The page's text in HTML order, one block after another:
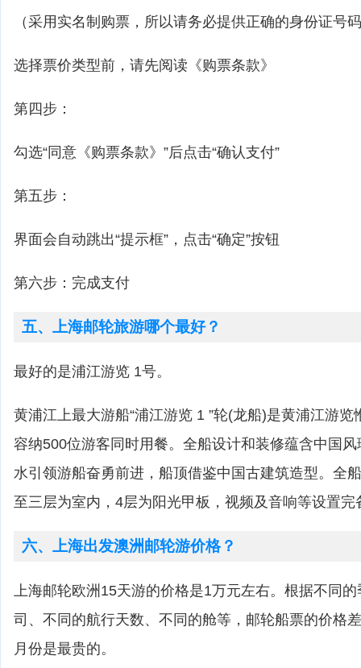
（采用实名制购票，所以请务必提供正确的身份证号
选择票价类型前，请先阅读《购票条款》
第四步：
勾选“同意《购票条款》”后点击“确认支付”
第五步：
界面会自动跳出“提示框”，点击“确定”按钮
第六步：完成支付
五、上海邮轮旅游哪个最好？
最好的是浦江游览 1号。
黄浦江上最大游船“浦江游览 1 ”轮(龙船)是黄浦江游
容纳500位游客同时用餐。全船设计和装修蕴含中国
水引领游船奋勇前进，船顶借鉴中国古建筑造型。全
至三层为室内，4层为阳光甲板，视频及音响等设置完
六、上海出发澳洲邮轮游价格？
上海邮轮欧洲15天游的价格是1万元左右。根据不同
司、不同的航行天数、不同的舱等，邮轮船票的价格
月份是最贵的。